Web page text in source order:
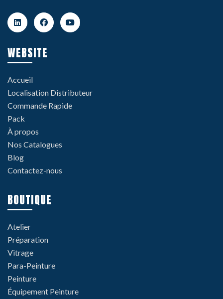
WEBSITE
Accueil
Localisation Distributeur
Commande Rapide
Pack
À propos
Nos Catalogues
Blog
Contactez-nous
BOUTIQUE
Atelier
Préparation
Vitrage
Para-Peinture
Peinture
Équipement Peinture